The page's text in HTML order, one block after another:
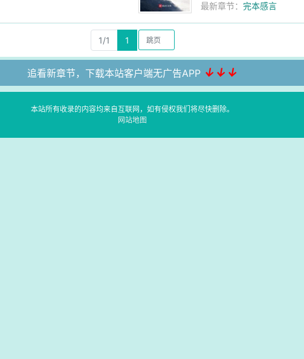
最新章节： 完本感言
1/1 1
追看新章节，下载本站客户端无广告APP ↓↓↓
本站所有收录的内容均来自互联网，如有侵权我们将尽快删除。
网站地图